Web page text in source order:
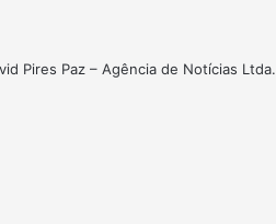
Pires Paz – Agência de Notícias Ltda.